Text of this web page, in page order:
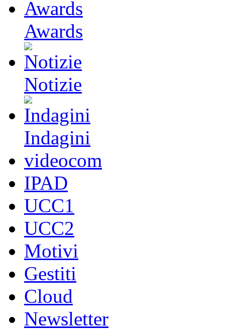
Awards
Notizie
Indagini
videocom
IPAD
UCC1
UCC2
Motivi
Gestiti
Cloud
Newsletter